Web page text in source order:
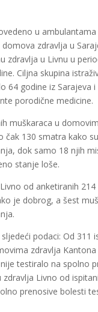
u
zdravlja u
zdravlja u Livnu u
Ciljna skupina
64 godine iz Sarajeva
porodične medicine.
muškaraca u
čak 130 smatra kako
dok samo 18 njih
stanje loše.
od anketiranih 214
je dobrog, a šest
podaci: Od 311
zdravlja
testiralo na spolno
zdravlja Livno od
prenosive bolesti